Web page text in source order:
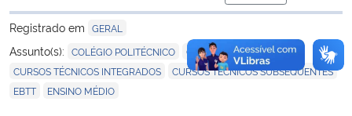
para área de
Registrado em GERAL
Assunto(s): COLÉGIO POLITÉCNICO CTISM ,
CURSOS TÉCNICOS INTEGRADOS CURSOS TÉCNICOS SUBSEQUENTES ,
EBTT ENSINO MÉDIO